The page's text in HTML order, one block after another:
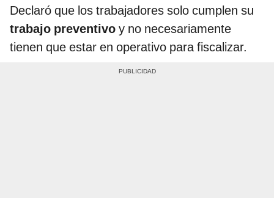
Declaró que los trabajadores solo cumplen su
trabajo preventivo y no necesariamente
tienen que estar en operativo para fiscalizar.